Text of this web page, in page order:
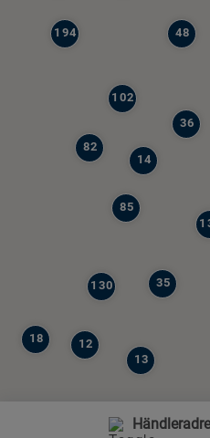
85
194
130
82
36
35
102
48
14
12
13
18